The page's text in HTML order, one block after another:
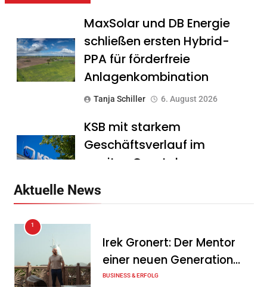
MaxSolar und DB Energie
schließen ersten Hybrid-
PPA für förderfreie
Anlagenkombination
Tanja Schiller 6. August 2026
KSB mit starkem
Geschäftsverlauf im
zweiten Quartal
zum wichtigsten Baustein
der Energiewende werden
Aktuelle News
1
Irek Gronert: Der Mentor
einer neuen Generation
von Unternehmern
BUSINESS & ERFOLG